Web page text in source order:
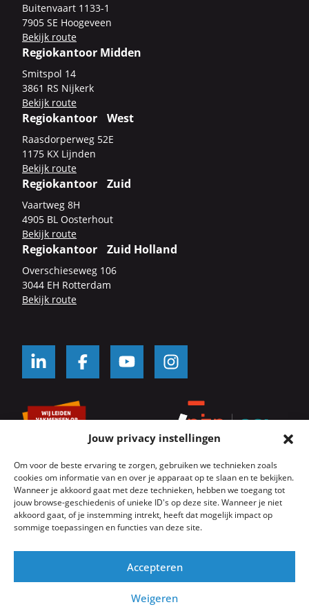
Jouw privacy instellingen
Om voor de beste ervaring te zorgen, gebruiken we technieken zoals
cookies om informatie van en over je apparaat op te slaan en te bekijken.
Wanneer je akkoord gaat met deze technieken, hebben we toegang tot
jouw browse-geschiedenis of unieke ID's op deze site. Wanneer je niet
akkoord gaat, of je instemming intrekt, heeft dat mogelijk impact op
sommige toepassingen en functies van deze site.
Accepteren
Weigeren
Bui­ten­vaart 1133-​1
7905 SE Hoo­ge­veen
Be­kijk route
Regiokantoor Midden
Smits­pol 14
3861 RS Nij­kerk
Be­kijk route
Regiokantoor West
Raas­dor­per­weg 52E
1175 KX Lijn­den
Be­kijk route
Regiokantoor Zuid
Vaart­weg 8H
4905 BL Oos­ter­hout
Be­kijk route
Regiokantoor Zuid Holland
Over­schie­se­weg 106
3044 EH Rot­ter­dam
Be­kijk route
© SKK Kozijnwacht 2026
Algemene voorwaarden
Servicevoorwaarden
Onderhoudsvoorwaarden